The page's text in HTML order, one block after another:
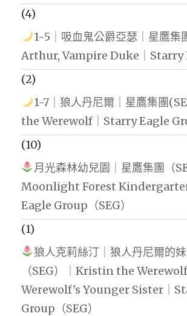
(4)
1-5｜吸血鬼公爵亞瑟｜星鷹集
Arthur, Vampire Duke｜Starry
(2)
1-7｜狼人丹尼爾｜星鷹集團
the Werewolf｜Starry Eagle
(10)
月光森林幼兒園｜星鷹集團（
Moonlight Forest
Eagle Group（SEG）
(1)
狼人克莉絲汀｜狼人丹尼爾的
（SEG）｜Kristin the
Werewolf's Younger Sister｜
Group（SEG）